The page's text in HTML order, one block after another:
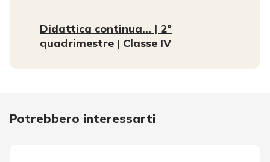
Didattica continua… | 2°
quadrimestre | Classe IV
Potrebbero interessarti